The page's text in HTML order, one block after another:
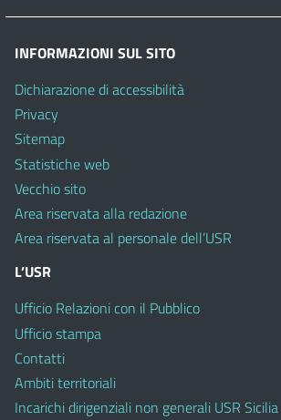
INFORMAZIONI SUL SITO
Dichiarazione di accessibilità
Privacy
Sitemap
Statistiche web
Vecchio sito
Area riservata alla redazione
Area riservata al personale dell’USR
L’USR
Ufficio Relazioni con il Pubblico
Ufficio stampa
Contatti
Ambiti territoriali
Incarichi dirigenziali non generali USR Sicilia